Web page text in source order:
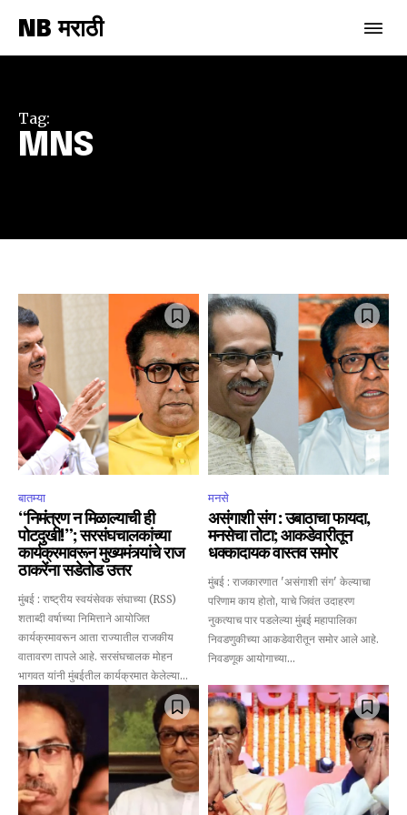
Join our community of
NB मराठी
Tag:
MNS
बातम्या
“निमंत्रण न मिळाल्याची ही
पोटदुखी!”; सरसंघचालकांच्या
कार्यक्रमावरून मुख्यमंत्र्यांचे राज
ठाकरेंना सडेतोड उत्तर
मुंबई : राष्ट्रीय स्वयंसेवक संघाच्या (RSS)
शताब्दी वर्षाच्या निमित्ताने आयोजित
कार्यक्रमावरून आता राज्यातील राजकीय
वातावरण तापले आहे. सरसंघचालक मोहन
भागवत यांनी मुंबईतील कार्यक्रमात केलेल्या...
मनसे
असंगाशी संग : उबाठाचा फायदा,
मनसेचा तोटा; आकडेवारीतून
धक्कादायक वास्तव समोर
मुंबई : राजकारणात 'असंगाशी संग' केल्याचा
परिणाम काय होतो, याचे जिवंत उदाहरण
नुकत्याच पार पडलेल्या मुंबई महापालिका
निवडणुकीच्या आकडेवारीतून समोर आले आहे.
निवडणूक आयोगाच्या...